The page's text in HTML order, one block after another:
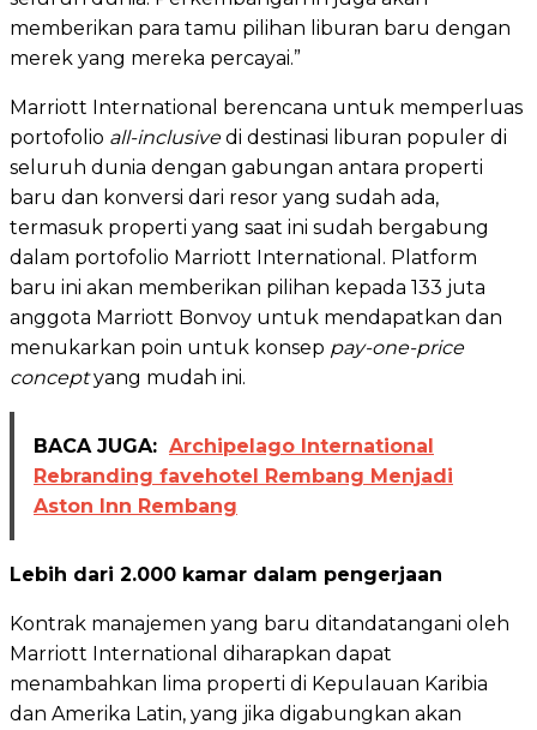
memberikan para tamu pilihan liburan baru dengan
merek yang mereka percayai.”
Marriott International berencana untuk memperluas
portofolio all-inclusivedi destinasi liburan populer di
seluruh dunia dengan gabungan antara properti
baru dan konversi dari resor yang sudah ada,
termasuk properti yang saat ini sudah bergabung
dalam portofolio Marriott International. Platform
baru ini akan memberikan pilihan kepada 133 juta
anggota Marriott Bonvoy untuk mendapatkan dan
menukarkan poin untuk konsep pay-one-price
conceptyang mudah ini.
BACA JUGA: Archipelago International
Rebranding favehotel Rembang Menjadi
Aston Inn Rembang
Lebih dari 2.000 kamar dalam pengerjaan
Kontrak manajemen yang baru ditandatangani oleh
Marriott International diharapkan dapat
menambahkan lima properti di Kepulauan Karibia
dan Amerika Latin, yang jika digabungkan akan